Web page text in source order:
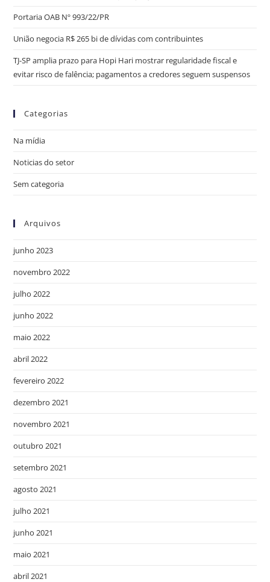
Portaria OAB Nº 993/22/PR
União negocia R$ 265 bi de dívidas com contribuintes
TJ-SP amplia prazo para Hopi Hari mostrar regularidade fiscal e
evitar risco de falência; pagamentos a credores seguem suspensos
Categorias
Na mídia
Noticias do setor
Sem categoria
Arquivos
junho 2023
novembro 2022
julho 2022
junho 2022
maio 2022
abril 2022
fevereiro 2022
dezembro 2021
novembro 2021
outubro 2021
setembro 2021
agosto 2021
julho 2021
junho 2021
maio 2021
abril 2021